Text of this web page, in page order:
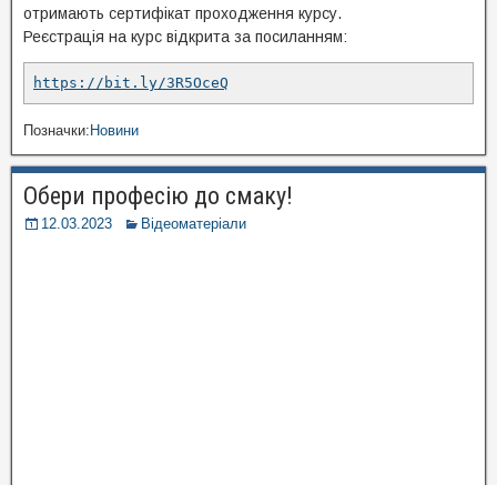
отримають сертифікат проходження курсу.
Реєстрація на курс відкрита за посиланням:
https://bit.ly/3R5OceQ
Позначки:Новини
Обери професію до смаку!
12.03.2023 Відеоматеріали